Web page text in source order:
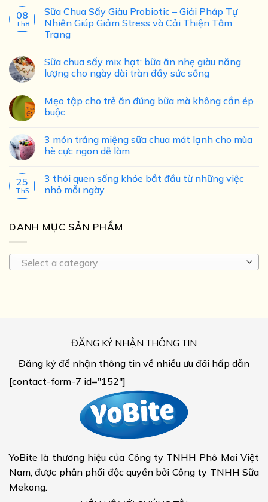
08
Th8
Sữa Chua Sấy Giàu Probiotic – Giải Pháp Tự
Nhiên Giúp Giảm Stress và Cải Thiện Tâm
Trạng
Sữa chua sấy mix hạt: bữa ăn nhẹ giàu năng
lượng cho ngày dài tràn đầy sức sống
Mẹo tập cho trẻ ăn đúng bữa mà không cần ép
buộc
3 món tráng miệng sữa chua mát lạnh cho mùa
hè cực ngon dễ làm
25
Th5
3 thói quen sống khỏe bắt đầu từ những việc
nhỏ mỗi ngày
DANH MỤC SẢN PHẨM
Select a category
ĐĂNG KÝ NHẬN THÔNG TIN
Đăng ký để nhận thông tin về nhiều ưu đãi hấp dẫn
[contact-form-7 id="152"]
YoBite là thương hiệu của Công ty TNHH Phô Mai Việt
Nam, được phân phối độc quyền bởi Công ty TNHH Sữa
Mekong.